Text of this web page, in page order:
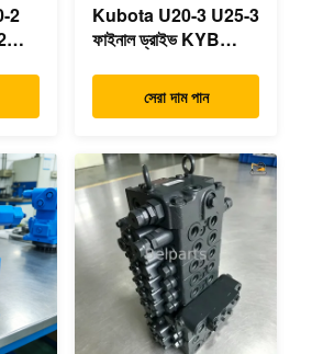
2
Kubota U20-3 U25-3
ফাইনাল ড্রাইভ KYB
OEM ভ্রমণ মোটর
B0240-18076
RB559-61290
RC157-78000 মিনি
খননকারীর যন্ত্রাংশের জন্য
সেরা দাম পান